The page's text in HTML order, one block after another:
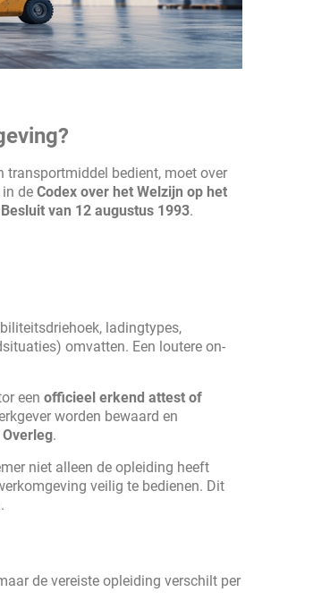
transportmiddel bedient, moet over
de Codex over het Welzijn op het
van 12 augustus 1993.
ladingtypes,
omvatten. Een loutere on-
een officieel erkend attest of
worden bewaard en
.
niet alleen de opleiding heeft
veilig te bedienen. Dit
de vereiste opleiding verschilt per